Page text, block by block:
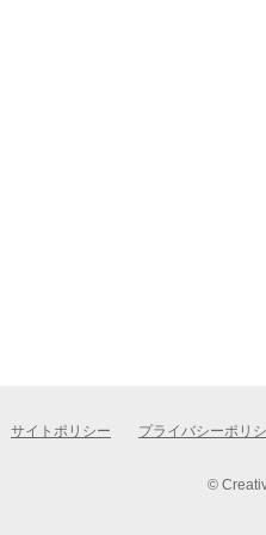
サイトポリシー プライバシーポリ
©